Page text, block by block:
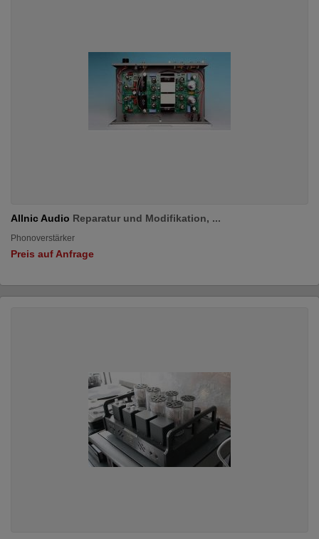
Allnic Audio Reparatur und Modifikation, ...
Phonoverstärker
Preis auf Anfrage